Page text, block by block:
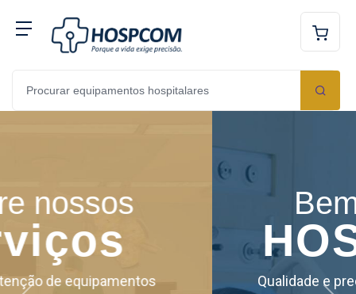
Bem-vindo à
HOSPCOM
Qualidade e precisão em equipamentos